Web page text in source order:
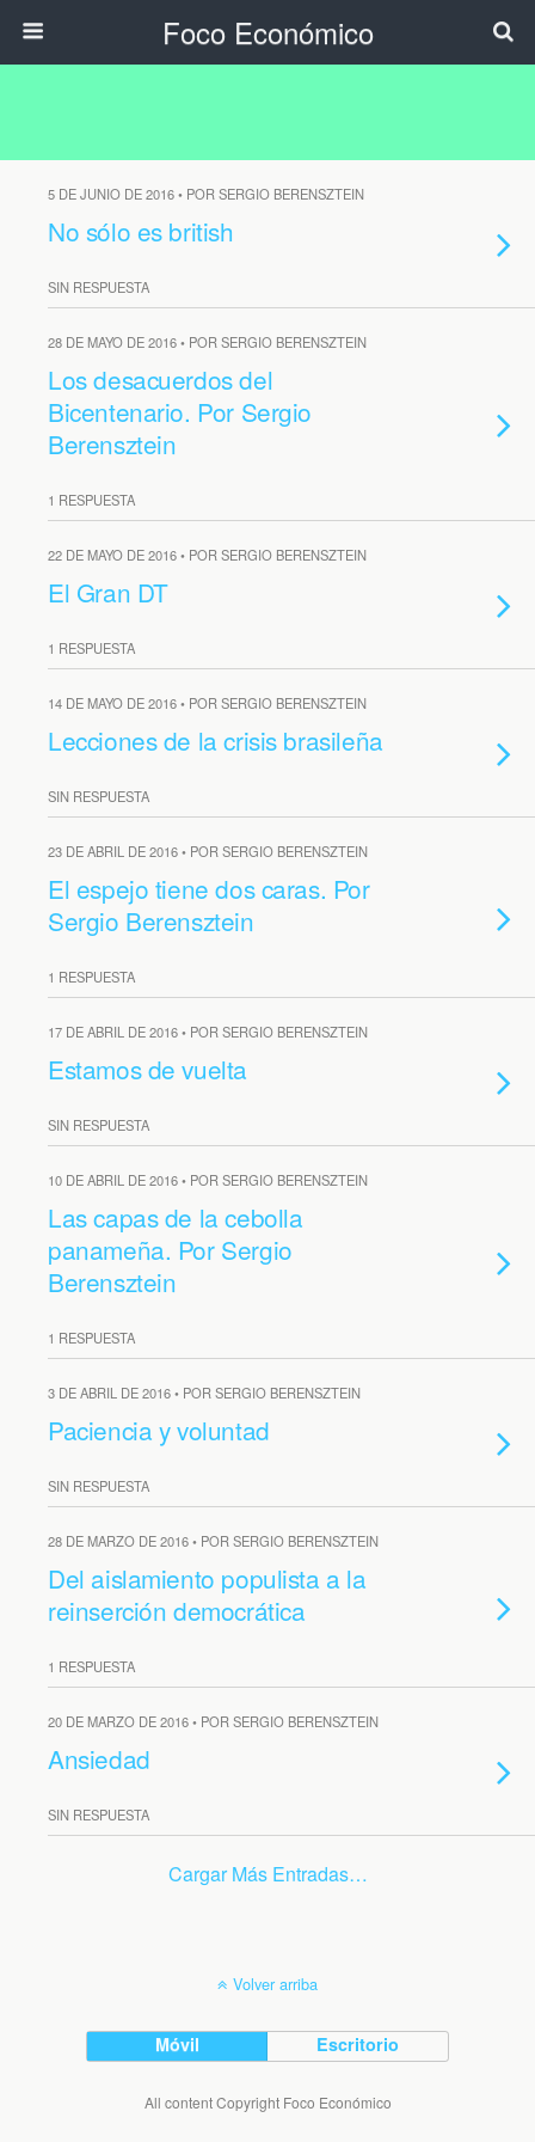
Foco Económico
5 DE JUNIO DE 2016 • POR SERGIO BERENSZTEIN
No sólo es british
SIN RESPUESTA
28 DE MAYO DE 2016 • POR SERGIO BERENSZTEIN
Los desacuerdos del
Bicentenario. Por Sergio
Berensztein
1 RESPUESTA
22 DE MAYO DE 2016 • POR SERGIO BERENSZTEIN
El Gran DT
1 RESPUESTA
14 DE MAYO DE 2016 • POR SERGIO BERENSZTEIN
Lecciones de la crisis brasileña
SIN RESPUESTA
23 DE ABRIL DE 2016 • POR SERGIO BERENSZTEIN
El espejo tiene dos caras. Por
Sergio Berensztein
1 RESPUESTA
17 DE ABRIL DE 2016 • POR SERGIO BERENSZTEIN
Estamos de vuelta
SIN RESPUESTA
10 DE ABRIL DE 2016 • POR SERGIO BERENSZTEIN
Las capas de la cebolla
panameña. Por Sergio
Berensztein
1 RESPUESTA
3 DE ABRIL DE 2016 • POR SERGIO BERENSZTEIN
Paciencia y voluntad
SIN RESPUESTA
28 DE MARZO DE 2016 • POR SERGIO BERENSZTEIN
Del aislamiento populista a la
reinserción democrática
1 RESPUESTA
20 DE MARZO DE 2016 • POR SERGIO BERENSZTEIN
Ansiedad
SIN RESPUESTA
Cargar Más Entradas…
Volver arriba
Móvil Escritorio
All content Copyright Foco Económico